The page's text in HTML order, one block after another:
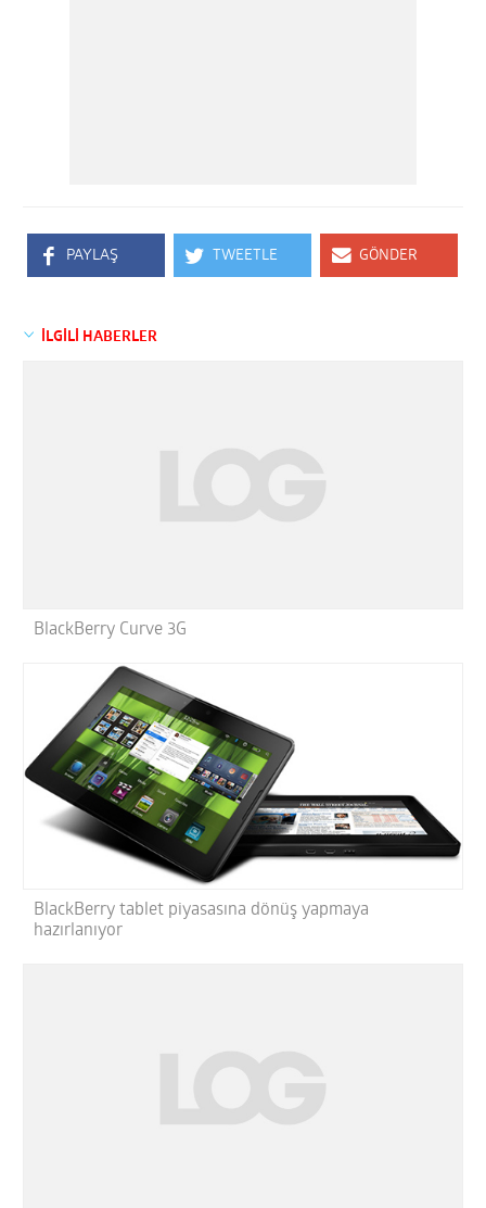
PAYLAŞ TWEETLE GÖNDER
İLGİLİ HABERLER
BlackBerry Curve 3G
BlackBerry tablet piyasasına dönüş yapmaya
hazırlanıyor